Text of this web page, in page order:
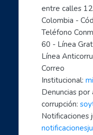
- Aprende a usar
- Introducción al
- Formación en
- Mujeres líderes
- Mujeres
- Transforma tu
- Ciberperiodismo
- Cómo hacer
- Aprende a
- Las TIC aliadas
entre calles
Colombia -
Teléfono
60 - Línea
Línea
Correo
Institucional:
Denuncias por
corrupción:
Notificaciones